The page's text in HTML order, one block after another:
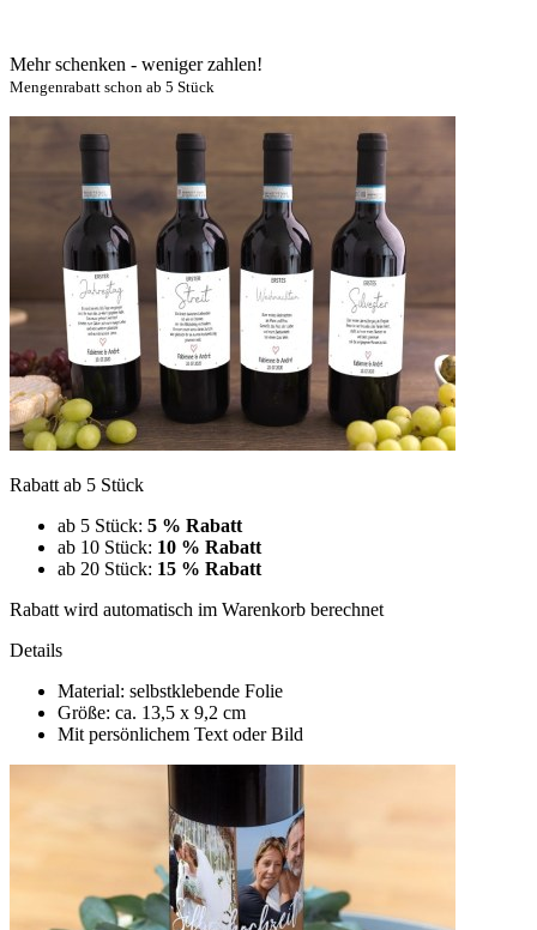
Mehr schenken - weniger zahlen!
Mengenrabatt schon ab 5 Stück
Rabatt ab 5 Stück
ab 5 Stück: 5 % Rabatt
ab 10 Stück: 10 % Rabatt
ab 20 Stück: 15 % Rabatt
Rabatt wird automatisch im Warenkorb berechnet
Details
Material: selbstklebende Folie
Größe: ca. 13,5 x 9,2 cm
Mit persönlichem Text oder Bild